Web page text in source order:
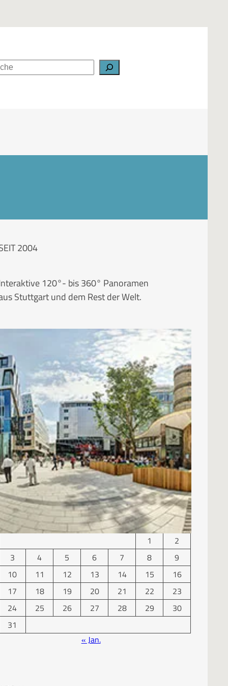
2004
120°- bis 360° Panoramen
Stuttgart und dem Rest der Welt.
August 2026
M
D M D F S
1
2
3
4 5 6 7 8
9
10
11 12 13 14 15
16
17
18 19 20 21 22
23
24
25 26 27 28 29
30
31
« Jan.